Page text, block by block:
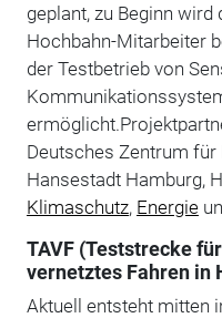
geplant, zu Beginn
Hochbahn-Mitarbeiter
der Testbetrieb von
Deutsches Zentrum
Hansestadt Hamburg,
Klimaschutz, Energie
TAVF (Teststrecke
vernetztes Fahren in
Aktuell entsteht mitten